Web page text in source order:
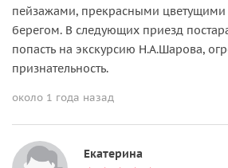
пейзажами, прекрасными
берегом. В следующих приезд
попасть на экскурсию Н.А.Шарова,
признательность.
около 1 года назад
Екатерина